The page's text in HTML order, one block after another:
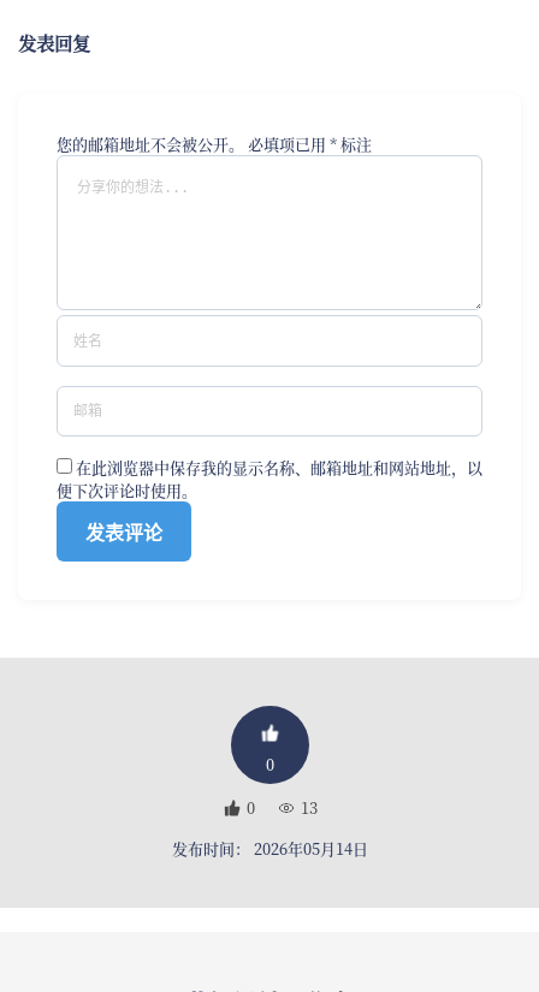
发表回复
您的邮箱地址不会被公开。 必填项已用 *标注
在此浏览器中保存我的显示名称、邮箱地址和网站地址，以
便下次评论时使用。
0
0
13
发布时间： 2026年05月14日